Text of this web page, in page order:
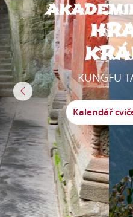
KUNGFU
Kalendář
Previous